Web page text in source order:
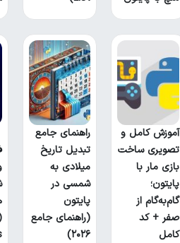
آموزش کامل و
تصویری ساخت
بازی مار با
پایتون؛
گام‌به‌گام از
صفر + کد
کامل
راهنمای جامع
تبدیل تاریخ
میلادی به
شمسی در
پایتون
(راهنمای جامع
۲۰۲۶)